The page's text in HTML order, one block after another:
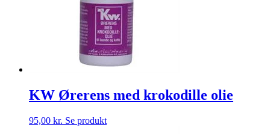
KW Ørerens med krokodille olie
95,00 kr. Se produkt